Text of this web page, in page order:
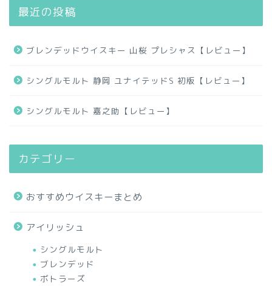
最近の投稿
ブレンデッドウイスキー 山桜 プレシャス【レビュー】
シングルモルト 静岡 ユナイテッドS 初版【レビュー】
シングルモルト 嘉之助【レビュー】
カテゴリー
おすすめウイスキーまとめ
アイリッシュ
シングルモルト
ブレンデッド
ボトラーズ